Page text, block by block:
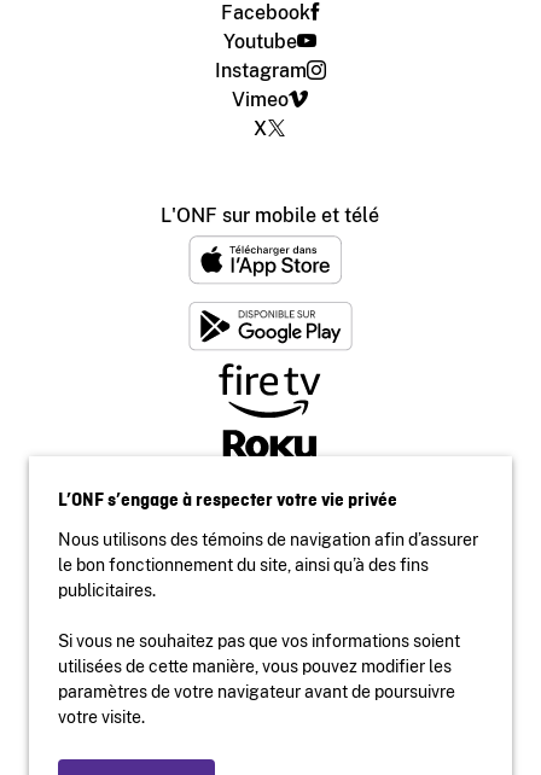
Facebook
Youtube
Instagram
Vimeo
X
L'ONF sur mobile et télé
Accessibilité
L’ONF s’engage à respecter votre vie privée
Nous utilisons des témoins de navigation afin d’assurer
le bon fonctionnement du site, ainsi qu’à des fins
publicitaires.
Si vous ne souhaitez pas que vos informations soient
utilisées de cette manière, vous pouvez modifier les
paramètres de votre navigateur avant de poursuivre
votre visite.